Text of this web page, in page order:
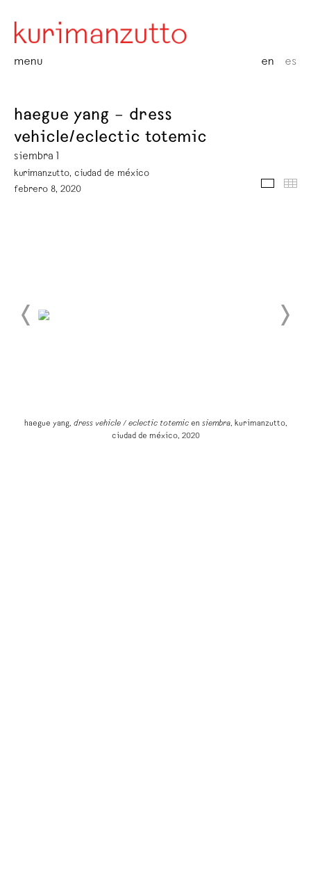
menu en es
haegue yang – dress
vehicle/eclectic totemic
siembra 1
kurimanzutto, ciudad de méxico
febrero 8, 2020
media
haegue yang, dress vehicle / eclectic totemic en siembra, kurimanzutto,
ciudad de méxico, 2020